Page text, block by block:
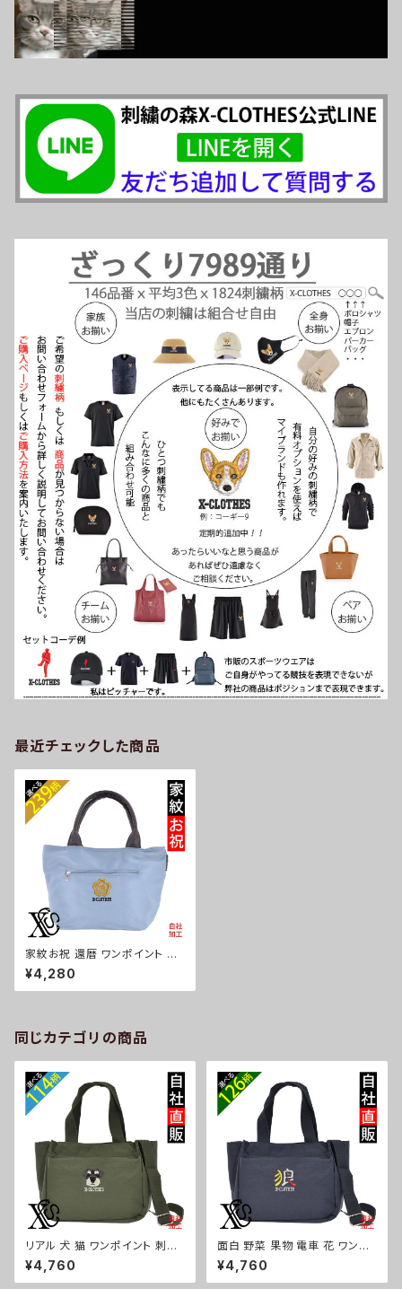
最近チェックした商品
家紋お祝 還暦 ワンポイント 刺
繍 ミニトートバッグ レディース
ハンドル合皮 小さい バッグ 雑
貨 グッズ 自社ブランド 柄 丸に
49-g07-s
¥4,280
同じカテゴリの商品
リアル 犬 猫 ワンポイント 刺繍
トート ショルダーバッグ カジュ
アル 軽量 レディース メンズ 雑
貨 グッズ 自社ブランド 柄 ギフト
¥4,760
面白 野菜 果物 電車 花 ワンポ
イント 刺繍トート ショルダーバ
ッグ カジュアル 軽量 レディース
メンズ 雑貨 グッズ 自社ブランド
¥4,760